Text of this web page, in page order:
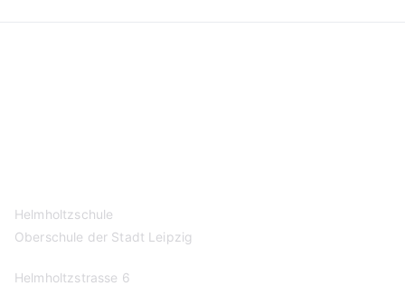
Helmholtzschule
Oberschule der Stadt Leipzig
Helmholtzstrasse 6